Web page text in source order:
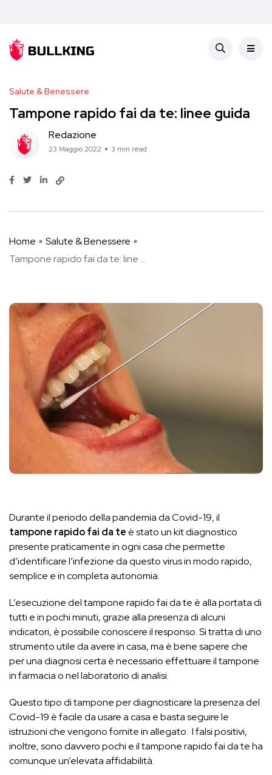
Salute & Benessere
Tampone rapido fai da te: linee guida
Redazione
23 Maggio 2022 3 min read
Home
Salute & Benessere
Tampone rapido fai da te: line ...
Durante il periodo della pandemia da Covid-19, il
tampone rapido fai da te è stato un kit diagnostico
presente praticamente in ogni casa che permette
d’identificare l’infezione da questo virus in modo rapido,
semplice e in completa autonomia.
L’esecuzione del tampone rapido fai da te è alla portata di
tutti e in pochi minuti, grazie alla presenza di alcuni
indicatori, è possibile conoscere il responso. Si tratta di uno
strumento utile da avere in casa, ma è bene sapere che
per una diagnosi certa è necessario effettuare il tampone
in farmacia o nel laboratorio di analisi.
Questo tipo di tampone per diagnosticare la presenza del
Covid-19 è facile da usare a casa e basta seguire le
istruzioni che vengono fornite in allegato. I falsi positivi,
inoltre, sono davvero pochi e il tampone rapido fai da te ha
comunque un’elevata affidabilità.